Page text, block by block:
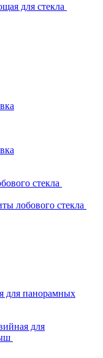
для стекла
стекла
лобового стекла
для панорамных
для